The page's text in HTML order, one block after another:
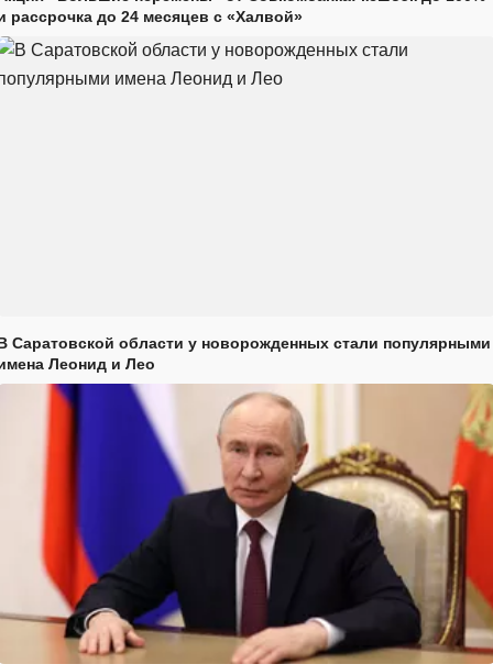
рассрочка до 24 месяцев с «Халвой»
Саратовской области у новорожденных стали популярными
Леонид и Лео